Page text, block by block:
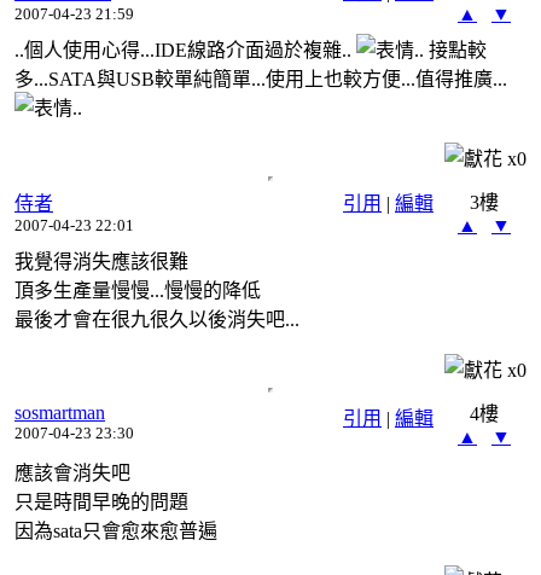
2007-04-23 21:59
▲
▼
..個人使用心得...IDE線路介面過於複雜..
.. 接點較
多...SATA與USB較單純簡單...使用上也較方便...值得推廣...
..
x0
引用 | 編輯
侍者
2007-04-23 22:01
3樓
▲
▼
我覺得消失應該很難
頂多生產量慢慢...慢慢的降低
最後才會在很九很久以後消失吧...
x0
引用 | 編輯
sosmartman
2007-04-23 23:30
4樓
▲
▼
應該會消失吧
只是時間早晚的問題
因為sata只會愈來愈普遍